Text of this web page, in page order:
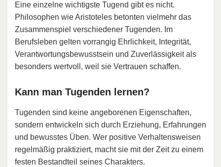
Eine einzelne wichtigste Tugend gibt es nicht.
Philosophen wie Aristoteles betonten vielmehr das
Zusammenspiel verschiedener Tugenden. Im
Berufsleben gelten vorrangig Ehrlichkeit, Integrität,
Verantwortungsbewusstsein und Zuverlässigkeit als
besonders wertvoll, weil sie Vertrauen schaffen.
Kann man Tugenden lernen?
Tugenden sind keine angeborenen Eigenschaften,
sondern entwickeln sich durch Erziehung, Erfahrungen
und bewusstes Üben. Wer positive Verhaltensweisen
regelmäßig praktiziert, macht sie mit der Zeit zu einem
festen Bestandteil seines Charakters.